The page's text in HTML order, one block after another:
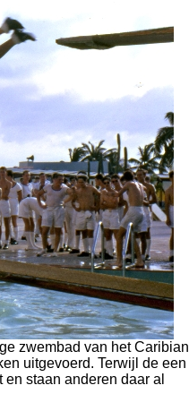
zwembad van het Caribian
uitgevoerd. Terwijl de een
staan anderen daar al